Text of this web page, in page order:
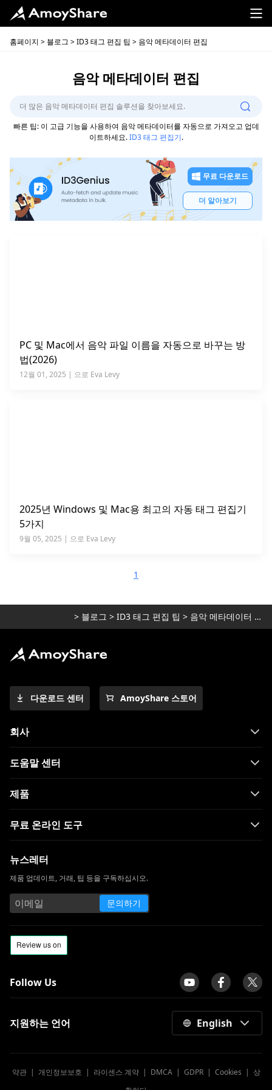
홈페이지 > 블로그 >ID3 태그 편집 팁 > 음악 메타데이터 편집
음악 메타데이터 편집
빠른 팁: 이 고급 기능을 사용하여 음악 메타데이터를 자동으로 가져오고 업데
이트하세요.ID3 태그 편집기.
무료 다운로드
더 알아보기
PC 및 Mac에서 음악 파일 이름을 자동으로 바꾸는 방
법(2026)
12월 01, 2025 | 으로 Eva Levy
2025년 Windows 및 Mac용 최고의 자동 태그 편집기
5가지
9월 05, 2025 | 으로 Eva Levy
1
> 블로그 > ID3 태그 편집 팁 > 음악 메타데이터 편집
다운로드 센터 AmoyShare 스토어
회사
도움말 센터
제품
무료 온라인 도구
뉴스레터
제품 업데이트, 거래, 팁 등을 구독하십시오.
문의하기
Follow Us
지원하는 언어 English
약관| 개인정보보호 | 라이센스 계약| DMCA| GDPR| Cookies | 상